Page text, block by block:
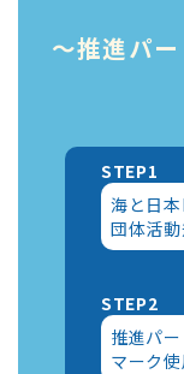
〜推進パ
STEP1
海と日
団体活
STEP2
推進パ
マーク